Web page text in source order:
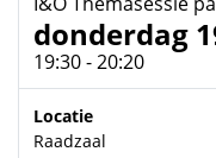
donderdag
19:30 - 20:20
Locatie
Raadzaal